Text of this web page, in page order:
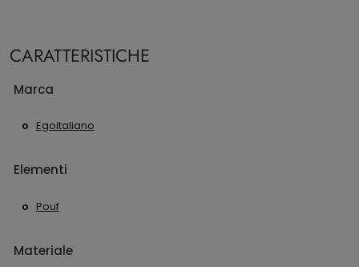
CARATTERISTICHE
Marca
Egoitaliano
Elementi
Pouf
Materiale